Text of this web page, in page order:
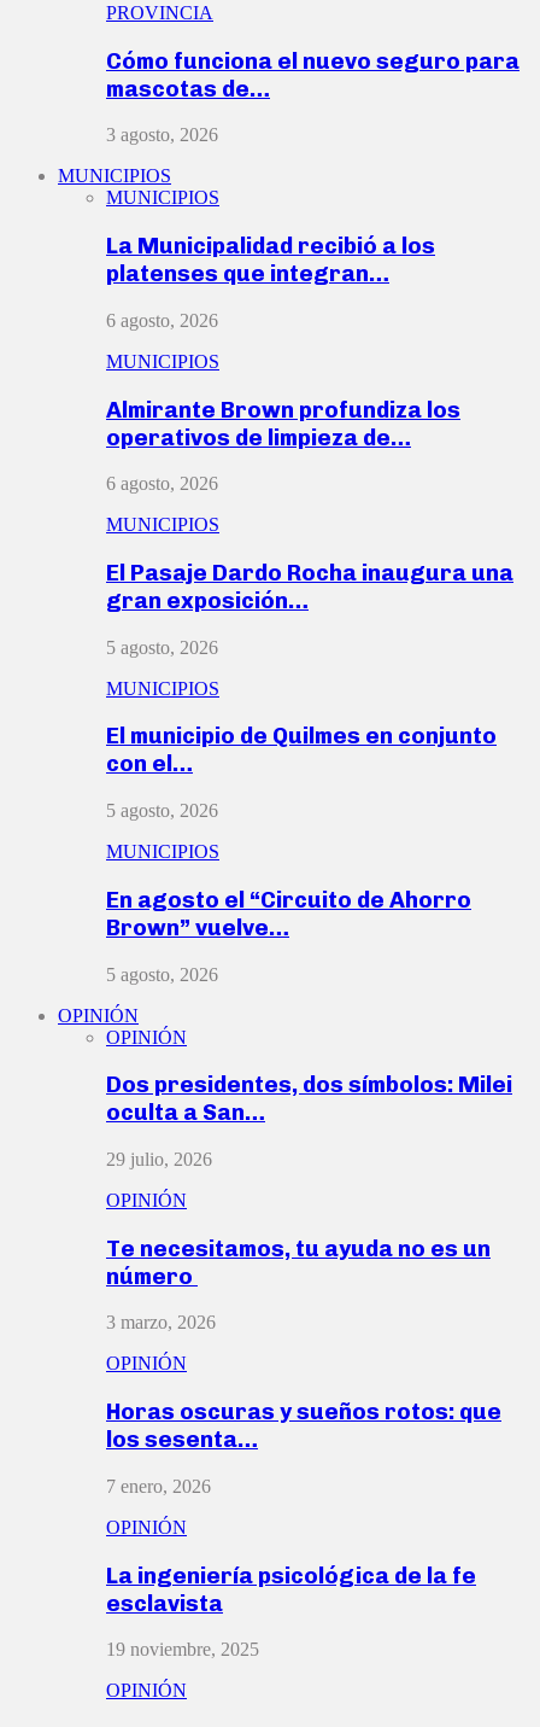
PROVINCIA
Cómo funciona el nuevo seguro para
mascotas de…
3 agosto, 2026
MUNICIPIOS
MUNICIPIOS
La Municipalidad recibió a los
platenses que integran…
6 agosto, 2026
MUNICIPIOS
Almirante Brown profundiza los
operativos de limpieza de…
6 agosto, 2026
MUNICIPIOS
El Pasaje Dardo Rocha inaugura una
gran exposición…
5 agosto, 2026
MUNICIPIOS
El municipio de Quilmes en conjunto
con el…
5 agosto, 2026
MUNICIPIOS
En agosto el “Circuito de Ahorro
Brown” vuelve…
5 agosto, 2026
OPINIÓN
OPINIÓN
Dos presidentes, dos símbolos: Milei
oculta a San…
29 julio, 2026
OPINIÓN
Te necesitamos, tu ayuda no es un
número
3 marzo, 2026
OPINIÓN
Horas oscuras y sueños rotos: que
los sesenta…
7 enero, 2026
OPINIÓN
La ingeniería psicológica de la fe
esclavista
19 noviembre, 2025
OPINIÓN